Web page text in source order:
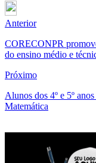
Anterior
CORECONPR
do ensino médio e
Próximo
Alunos dos 4º e 5º
Matemática